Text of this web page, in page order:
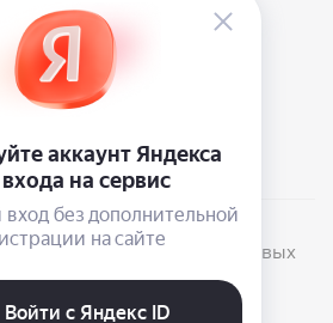
контакты
info@vinylmarkt.ru
- интернет-магазин виниловых
пластинок